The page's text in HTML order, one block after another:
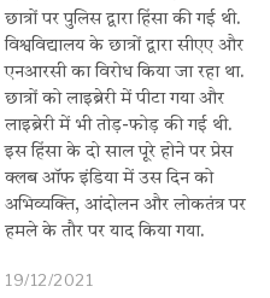
छात्रों पर पुलिस द्वारा हिंसा की गई थी.
विश्वविद्यालय के छात्रों द्वारा सीएए और
एनआरसी का विरोध किया जा रहा था.
छात्रों को लाइब्रेरी में पीटा गया और
लाइब्रेरी में भी तोड़-फोड़ की गई थी.
इस हिंसा के दो साल पूरे होने पर प्रेस
क्लब ऑफ इंडिया में उस दिन को
अभिव्यक्ति, आंदोलन और लोकतंत्र पर
हमले के तौर पर याद किया गया.
19/12/2021